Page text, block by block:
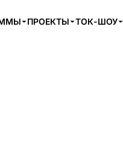
ПРОЕКТЫ ТОК-ШОУ